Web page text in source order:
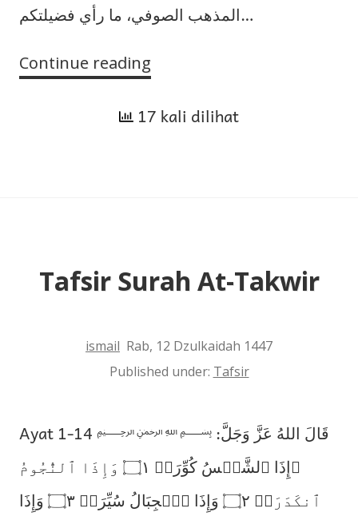
المذهب الصوفي، ما رأي فضيلتكم…
Continue reading
dan
Maliki
17 kali dilihat
Tafsir Surah At-Takwir
ismail Rab, 12 Dzulkaidah 1447
Published under: Tafsir
Ayat 1-14 ﷽ قَالَ اللهُ عَزَّ وَجَلَّ:
﴿إِذَا ٱلشَّمۡسُ كُوِّرَتۡ ۝١ وَإِذَا ٱلنُّجُومُ
ٱنكَدَرَتۡ ۝٢ وَإِذَا ٱلۡجِبَالُ سُيِّرَتۡ ۝٣ وَإِذَا